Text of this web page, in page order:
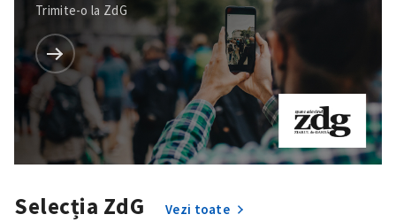
Trimite-o la ZdG
Selecția ZdG Vezi toate